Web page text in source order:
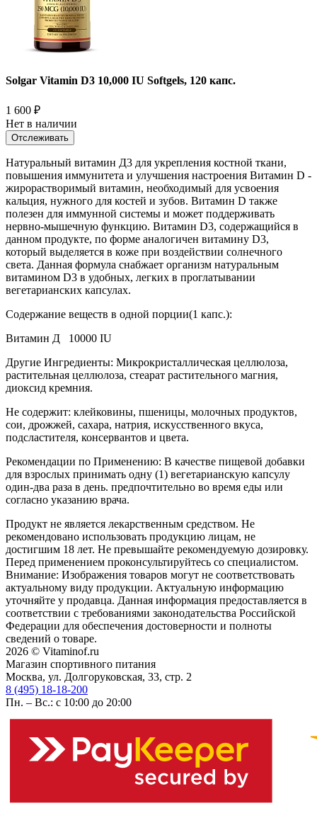
Solgar Vitamin D3 10,000 IU Softgels, 120 капс.
1 600 ₽
Нет в наличии
Отслеживать
Натуральный витамин Д3 для укрепления костной ткани,
повышения иммунитета и улучшения настроения Витамин D -
жирорастворимый витамин, необходимый для усвоения
кальция, нужного для костей и зубов. Витамин D также
полезен для иммунной системы и может поддерживать
нервно-мышечную функцию. Витамин D3, содержащийся в
данном продукте, по форме аналогичен витамину D3,
который выделяется в коже при воздействии солнечного
света. Данная формула снабжает организм натуральным
витамином D3 в удобных, легких в проглатывании
вегетарианских капсулах.
Содержание веществ в одной порции(1 капс.):
Витамин Д 10000 IU
Другие Ингредиенты: Микрокристаллическая целлюлоза,
растительная целлюлоза, стеарат растительного магния,
диоксид кремния.
Не содержит: клейковины, пшеницы, молочных продуктов,
сои, дрожжей, сахара, натрия, искусственного вкуса,
подсластителя, консервантов и цвета.
Рекомендации по Применению: В качестве пищевой добавки
для взрослых принимать одну (1) вегетарианскую капсулу
один-два раза в день. предпочтительно во время еды или
согласно указанию врача.
Продукт не является лекарственным средством. Не
рекомендовано использовать продукцию лицам, не
достигшим 18 лет. Не превышайте рекомендуемую дозировку.
Перед применением проконсультируйтесь со специалистом.
Внимание: Изображения товаров могут не соответствовать
актуальному виду продукции. Актуальную информацию
уточняйте у продавца. Данная информация предоставляется в
соответствии с требованиями законодательства Российской
Федерации для обеспечения достоверности и полноты
сведений о товаре.
2026 © Vitaminof.ru
Магазин спортивного питания
Москва, ул. Долгоруковская, 33, стр. 2
8 (495) 18-18-200
Пн. – Вс.: с 10:00 до 20:00